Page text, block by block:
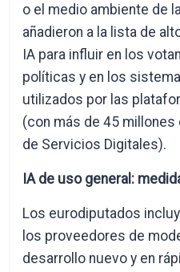
o el medio ambiente de
añadieron a la lista de
IA para influir en los
políticas y en los
utilizados por las
(con más de 45
de Servicios Digitales).
IA de uso general:
Los eurodiputados
los proveedores de
desarrollo nuevo y en